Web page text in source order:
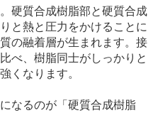
硬質合成樹脂部と硬質合成
と熱と圧力をかけることに
の融着層が生まれます。接
べ、樹脂同士がしっかりと
くなります。
なるのが「硬質合成樹脂